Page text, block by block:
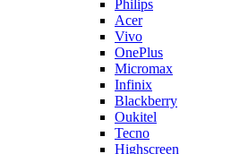
Philips
Acer
Vivo
OnePlus
Micromax
Infinix
Blackberry
Oukitel
Tecno
Highscreen